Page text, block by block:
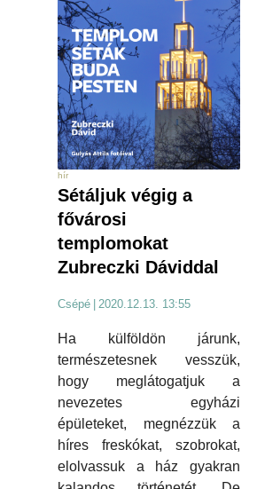
hír
Sétáljuk végig a
fővárosi
templomokat
Zubreczki Dáviddal
Csépé 2020.12.13. 13:55
Ha külföldön járunk,
természetesnek vesszük,
hogy meglátogatjuk a
nevezetes egyházi
épületeket, megnézzük a
híres freskókat, szobrokat,
elolvassuk a ház gyakran